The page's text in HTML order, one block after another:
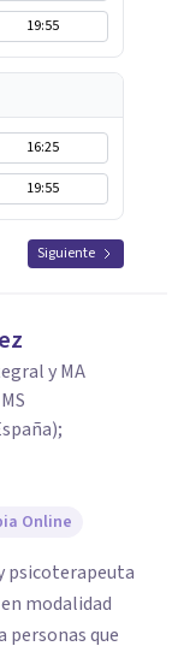
19:55
16:25
19:55
Siguiente
y MA
Online
psicoterapeuta
modalidad
personas que